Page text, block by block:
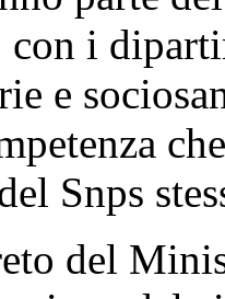
con i
e
Snps